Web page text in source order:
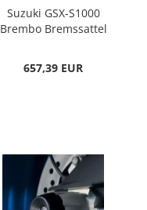
Suzuki GSX-S1000
Brembo Bremssattel
657,39 EUR